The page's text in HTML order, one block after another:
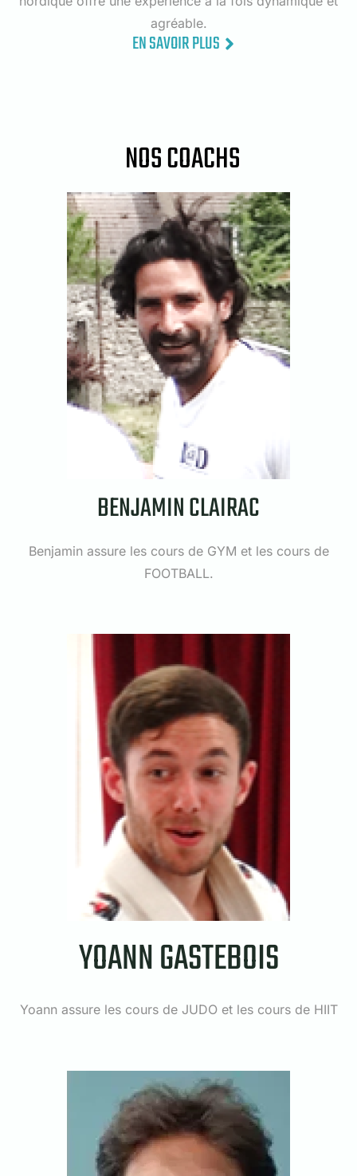
agréable.
EN SAVOIR PLUS
NOS COACHS
BENJAMIN CLAIRAC
Benjamin assure les cours de GYM et les cours de
FOOTBALL.
YOANN GASTEBOIS
Yoann assure les cours de JUDO et les cours de HIIT